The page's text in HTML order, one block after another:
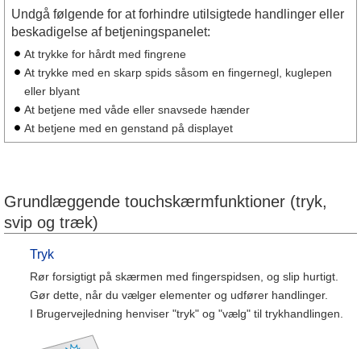
Undgå følgende for at forhindre utilsigtede handlinger eller
beskadigelse af betjeningspanelet:
At trykke for hårdt med fingrene
At trykke med en skarp spids såsom en fingernegl, kuglepen
eller blyant
At betjene med våde eller snavsede hænder
At betjene med en genstand på displayet
Grundlæggende touchskærmfunktioner (tryk,
svip og træk)
Tryk
Rør forsigtigt på skærmen med fingerspidsen, og slip hurtigt.
Gør dette, når du vælger elementer og udfører handlinger.
I Brugervejledning henviser "tryk" og "vælg" til trykhandlingen.